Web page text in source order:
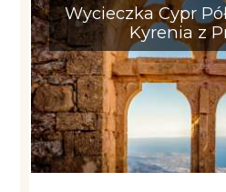
Wycieczka Cypr
Kyrenia z